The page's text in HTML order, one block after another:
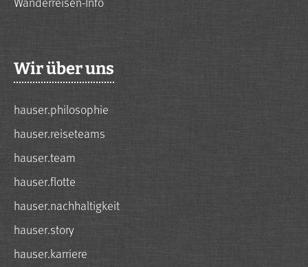
Wir über uns
hauser.philosophie
hauser.reiseteams
hauser.team
hauser.flotte
hauser.nachhaltigkeit
hauser.story
hauser.karriere